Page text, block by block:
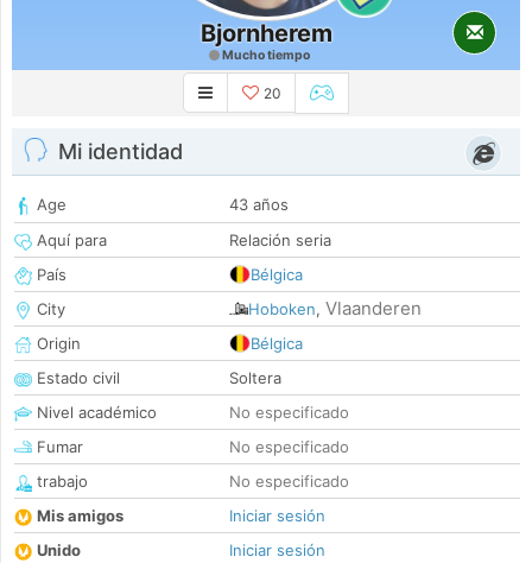
Bjornherem
Mucho tiempo
20
Mi identidad
Age
43 años
Aquí para
Relación seria
País
Bélgica
City
Hoboken, Vlaanderen
Origin
Bélgica
Estado civil
Soltera
Nivel académico
No especificado
Fumar
No especificado
trabajo
No especificado
Mis amigos
Iniciar sesión
Unido
Iniciar sesión